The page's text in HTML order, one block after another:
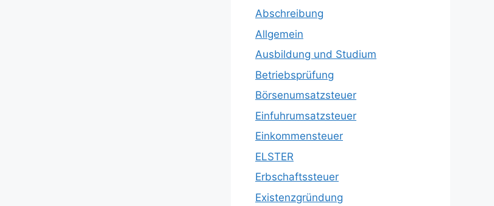
Abschreibung
Allgemein
Ausbildung und Studium
Betriebsprüfung
Börsenumsatzsteuer
Einfuhrumsatzsteuer
Einkommensteuer
ELSTER
Erbschaftssteuer
Existenzgründung